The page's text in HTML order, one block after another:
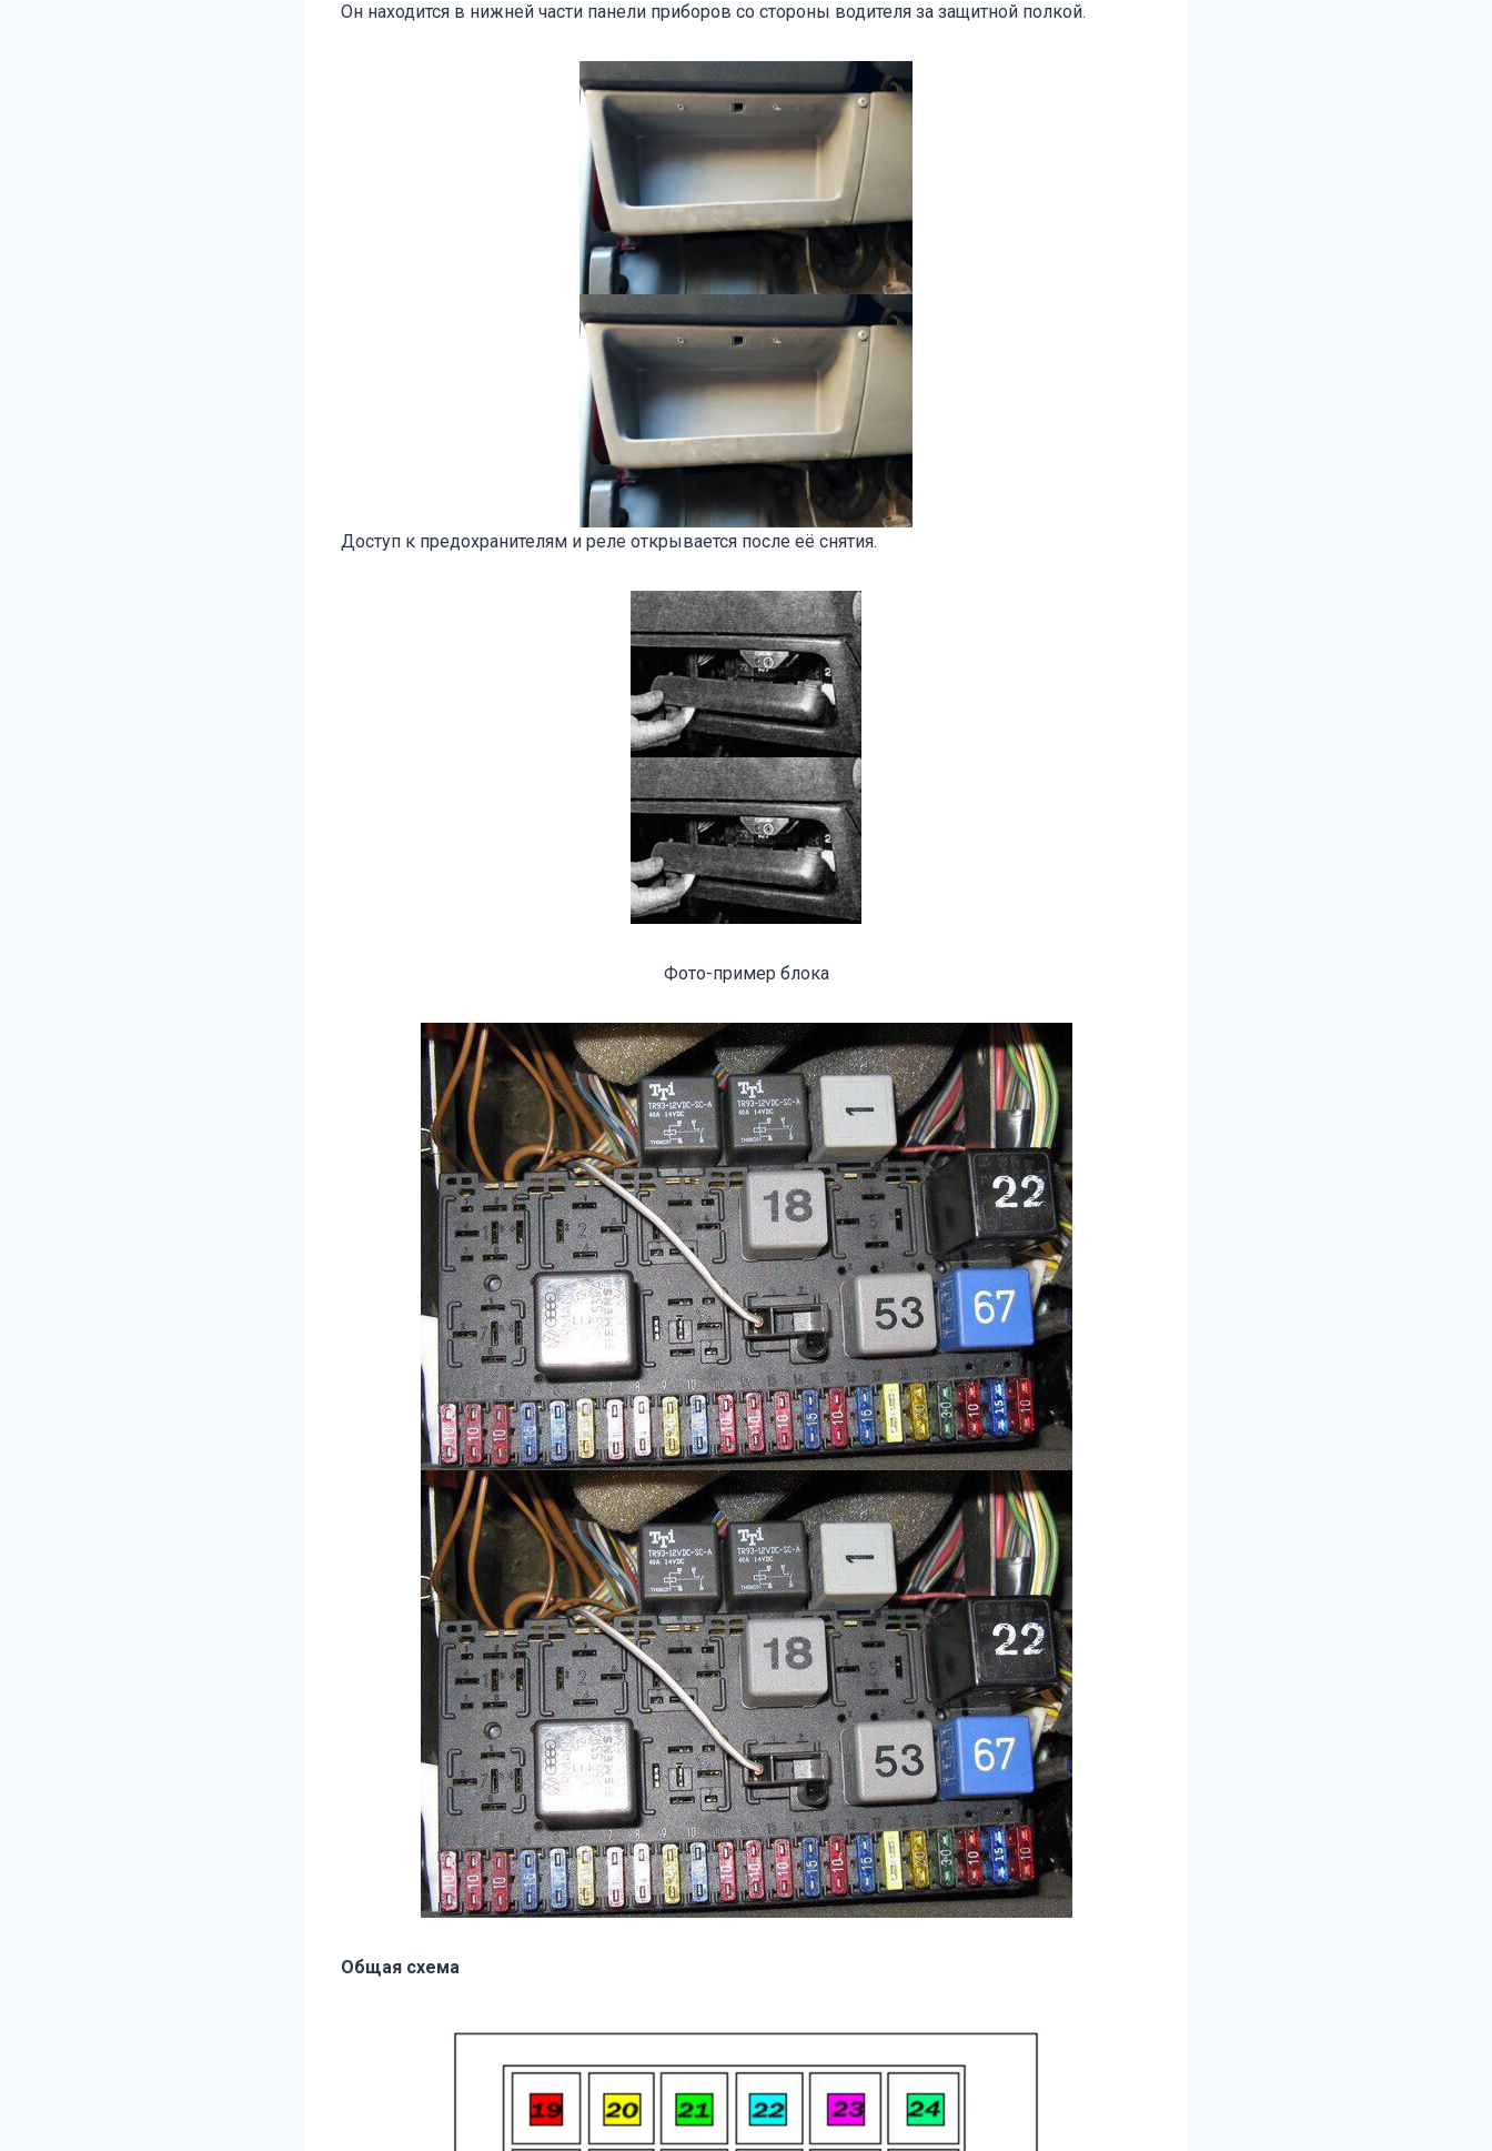
Он находится в нижней части панели приборов со стороны водителя за защитной полкой.
Доступ к предохранителям и реле открывается после её снятия.
Фото-пример блока
Общая схема